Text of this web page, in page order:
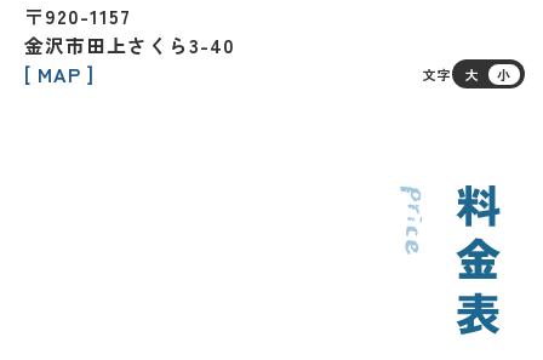
〒920-1157
金沢市田上さくら3-40
[ MAP ]
文字 大 小